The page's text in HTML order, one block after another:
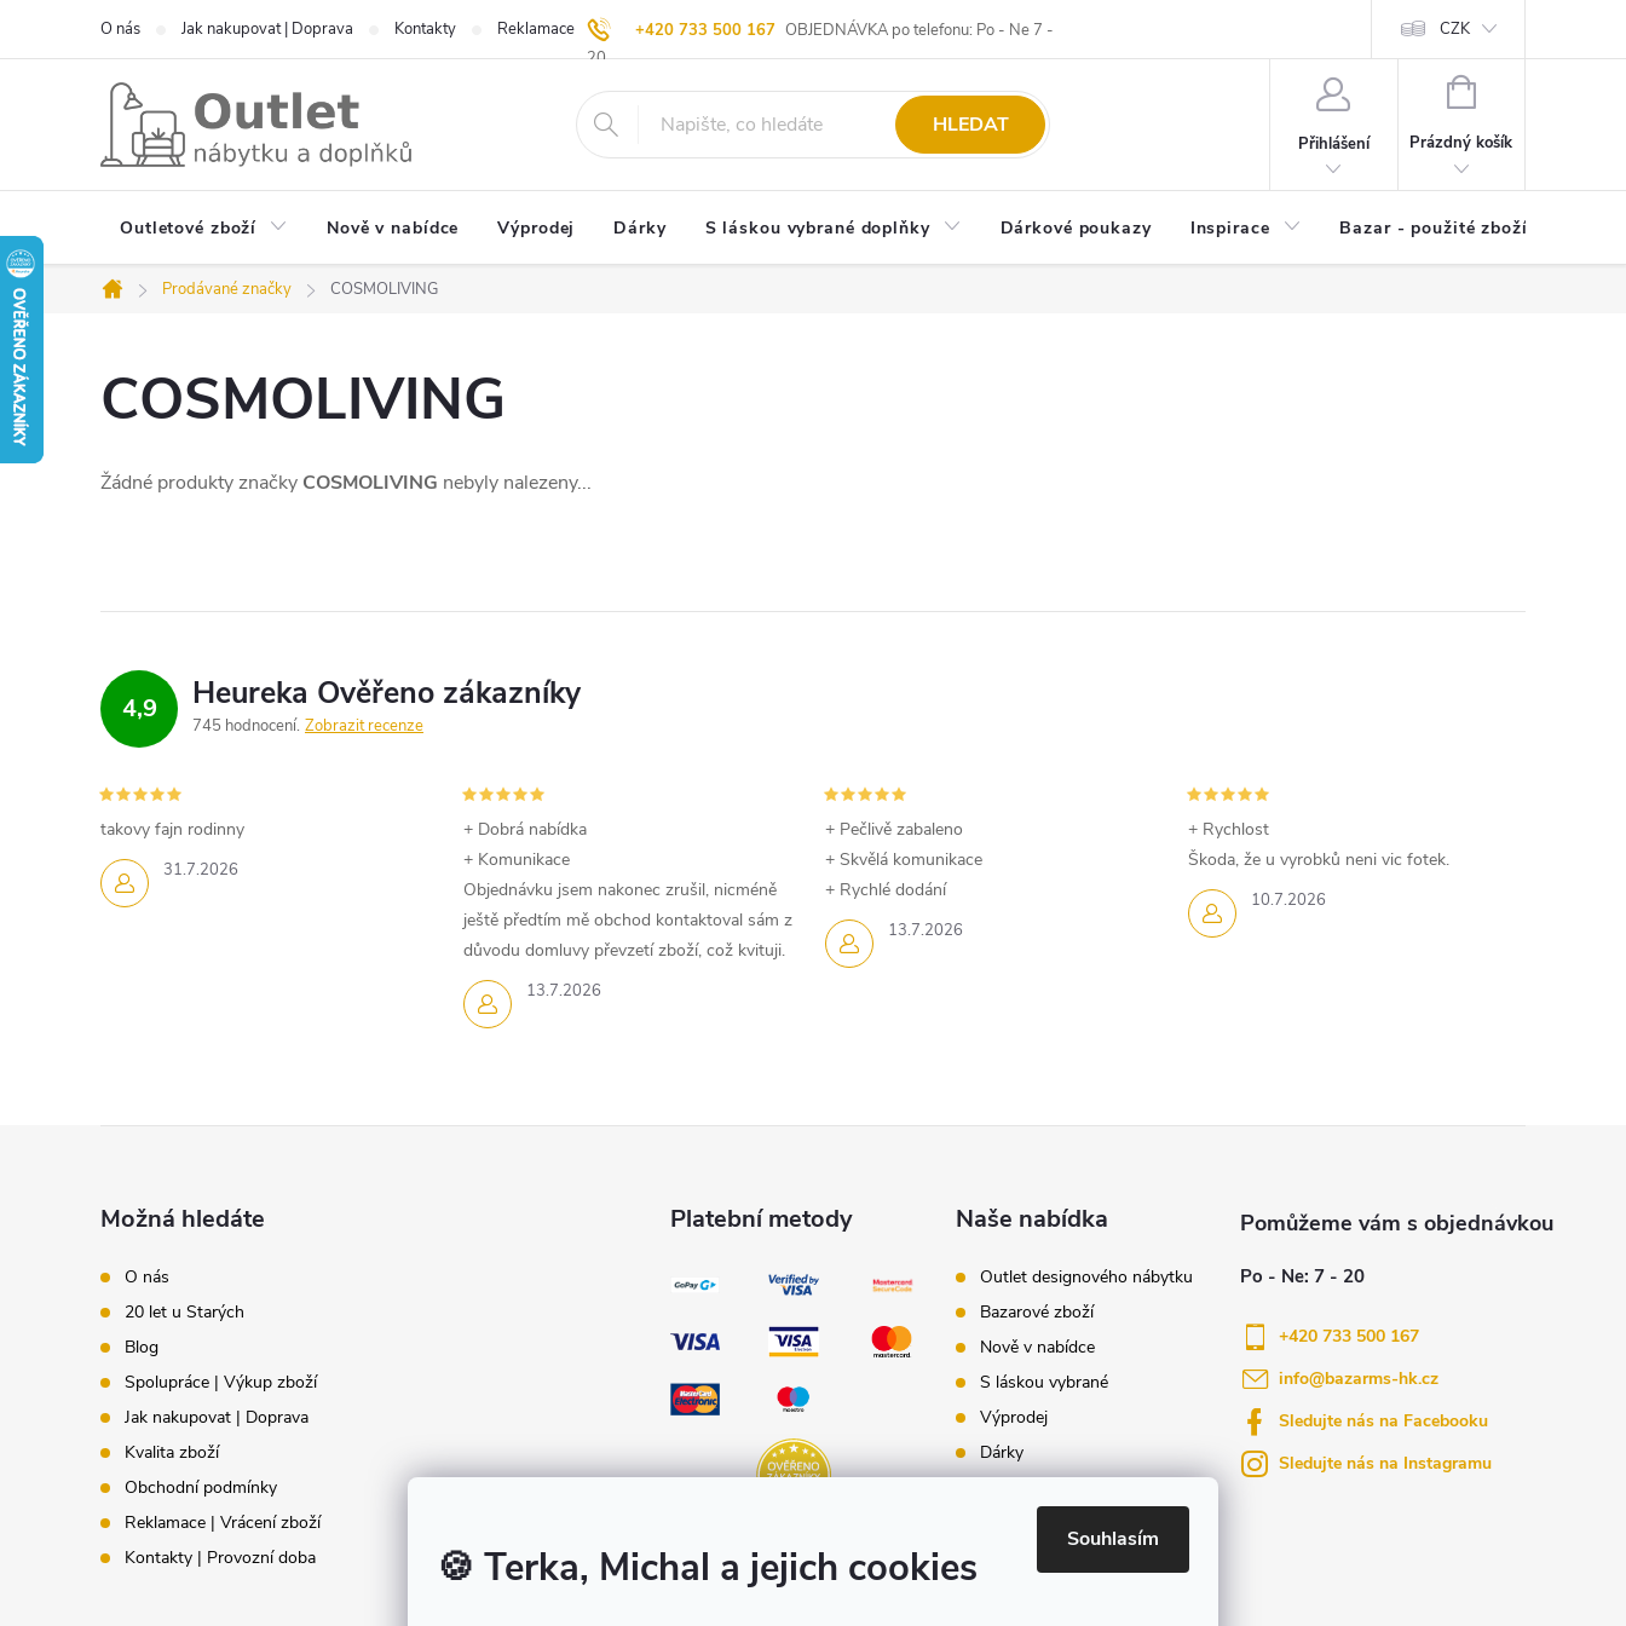
+420 733 500 167 OBJEDNÁVKA po telefonu: Po - Ne 7 -
20
🍪 Terka, Michal a jejich cookies
Souhlasím
O nás Jak nakupovat | Doprava Kontakty Reklamace | Vrácení zboží Blog 20 let u Starých Komisní prodej | Výkup zboží Kvalita zboží Spolupráce |
CZK
HLEDAT
Přihlášení
NÁKUPNÍ
Prázdný košík
Outletové zboží Nově v nabídce Výprodej Dárky S láskou vybrané doplňky Dárkové poukazy Inspirace Bazar - použité zboží
Domů
Prodávané značky COSMOLIVING
COSMOLIVING
Žádné produkty značky COSMOLIVING nebyly nalezeny...
4,9
745 hodnocení Zobrazit recenze
31.7.2026
takovy fajn rodinny
13.7.2026
+ Dobrá nabídka
+ Komunikace
Objednávku jsem nakonec zrušil, nicméně
ještě předtím mě obchod kontaktoval sám z
důvodu domluvy převzetí zboží, což kvituji.
13.7.2026
+ Pečlivě zabaleno
+ Skvělá komunikace
+ Rychlé dodání
10.7.2026
+ Rychlost
Škoda, že u vyrobků neni vic fotek.
Možná hledáte
O nás
20 let u Starých
Blog
Spolupráce | Výkup zboží
Jak nakupovat | Doprava
Kvalita zboží
Obchodní podmínky
Reklamace | Vrácení zboží
Kontakty | Provozní doba
Platební metody Naše nabídka
Outlet designového nábytku
Bazarové zboží
Nově v nabídce
S láskou vybrané
Výprodej
Dárky
e-shopu
info@bazarms-hk.cz
+420 733 500 167
Sledujte nás na Facebooku
Sledujte nás na Instagramu